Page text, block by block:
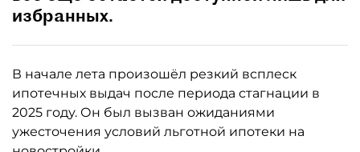
избранных.
В начале лета произошёл резкий всплеск
ипотечных выдач после периода стагнации в
2025 году. Он был вызван ожиданиями
ужесточения условий льготной ипотеки на